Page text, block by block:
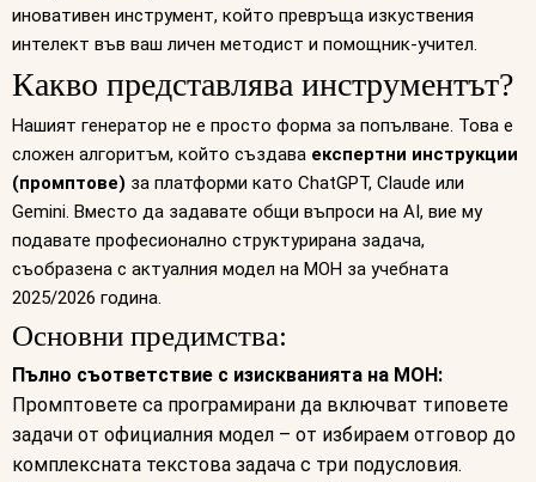
иновативен инструмент, който превръща изкуствения
интелект във ваш личен методист и помощник-учител.
Какво представлява инструментът?
Нашият генератор не е просто форма за попълване. Това е
сложен алгоритъм, който създава експертни инструкции
(промптове) за платформи като ChatGPT, Claude или
Gemini. Вместо да задавате общи въпроси на AI, вие му
подавате професионално структурирана задача,
съобразена с актуалния модел на МОН за учебната
2025/2026 година.
Основни предимства:
Пълно съответствие с изискванията на МОН:
Промптовете са програмирани да включват типовете
задачи от официалния модел – от избираем отговор до
комплексната текстова задача с три подусловия.